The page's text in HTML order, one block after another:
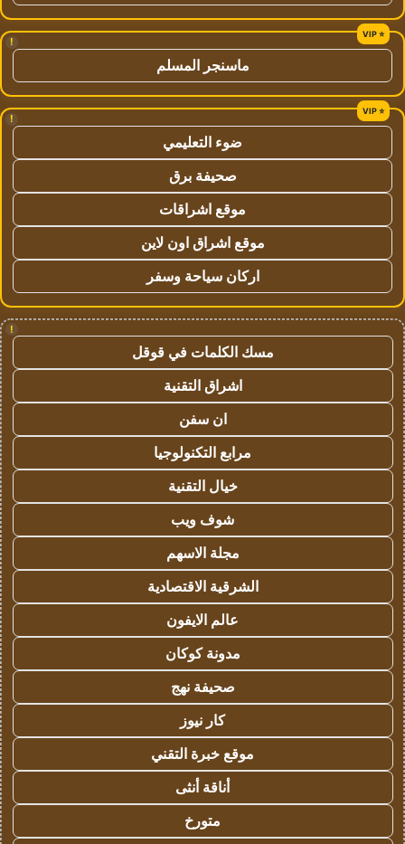
!
ماسنجر المسلم
!
ضوء التعليمي
صحيفة برق
موقع اشراقات
موقع اشراق اون لاين
اركان سياحة وسفر
!
مسك الكلمات في قوقل
اشراق التقنية
ان سفن
مرابع التكنولوجيا
خيال التقنية
شوف ويب
مجلة الاسهم
الشرقية الاقتصادية
عالم الايفون
مدونة كوكان
صحيفة نهج
كار نيوز
موقع خبرة التقني
أناقة أنثى
متورخ